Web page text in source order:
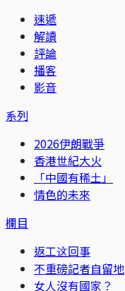
速遞
解讀
評論
播客
影音
系列
2026伊朗戰爭
香港世紀大火
「中國有稀土」
情色的未來
欄目
返工这回事
不重磅記者自留地
女人沒有國家？